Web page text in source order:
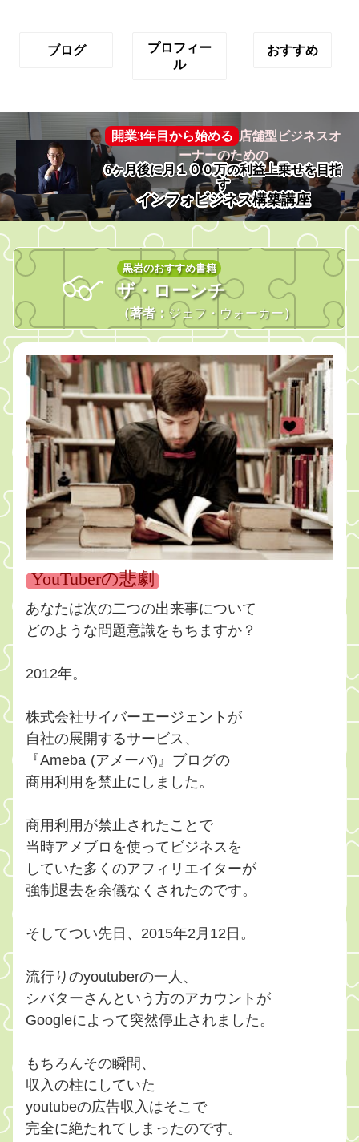
ブログ
プロフィー
ル
おすすめ
開業3年目から始める 店舗型ビジネスオ
ーナーのための
6ヶ月後に月１００万の利益上乗せを目指
す
インフォビジネス構築講座
黒岩のおすすめ書籍
ザ・ローンチ
（著者： ジェフ・ウォーカー）
YouTuberの悲劇
あなたは次の二つの出来事について
どのような問題意識をもちますか？
2012年。
株式会社サイバーエージェントが
自社の展開するサービス、
『Ameba (アメーバ)』ブログの
商用利用を禁止にしました。
商用利用が禁止されたことで
当時アメブロを使ってビジネスを
していた多くのアフィリエイターが
強制退去を余儀なくされたのです。
そしてつい先日、2015年2月12日。
流行りのyoutuberの一人、
シバターさんという方のアカウントが
Googleによって突然停止されました。
もちろんその瞬間、
収入の柱にしていた
youtubeの広告収入はそこで
完全に絶たれてしまったのです。